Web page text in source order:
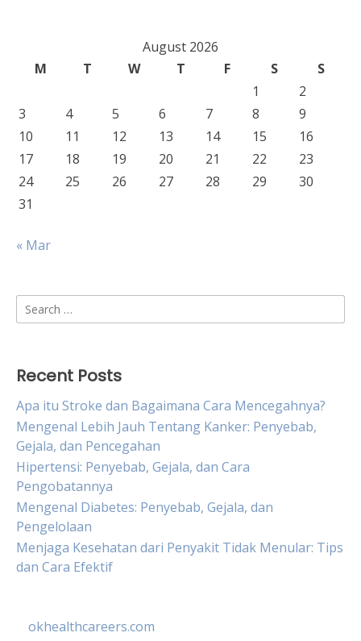
August 2026
M
T W T F S
S
1
2
3
4 5 6 7 8
9
10
11 12 13 14 15
16
17
18 19 20 21 22
23
24
25 26 27 28 29
30
31
« Mar
Search
for:
Recent Posts
Apa itu Stroke dan Bagaimana Cara Mencegahnya?
Mengenal Lebih Jauh Tentang Kanker: Penyebab,
Gejala, dan Pencegahan
Hipertensi: Penyebab, Gejala, dan Cara
Pengobatannya
Mengenal Diabetes: Penyebab, Gejala, dan
Pengelolaan
Menjaga Kesehatan dari Penyakit Tidak Menular: Tips
dan Cara Efektif
okhealthcareers.com